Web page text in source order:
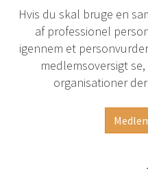
Hvis du skal bruge en
af professionel
igennem et
medlemsoversigt
organisationer